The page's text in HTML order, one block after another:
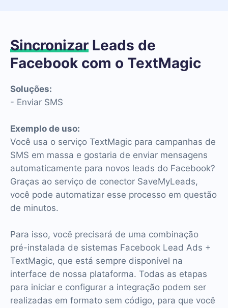
Sincronizar Leads de
Facebook com o TextMagic
Soluções:
- Enviar SMS
Exemplo de uso:
Você usa o serviço TextMagic para campanhas de
SMS em massa e gostaria de enviar mensagens
automaticamente para novos leads do Facebook?
Graças ao serviço de conector SaveMyLeads,
você pode automatizar esse processo em questão
de minutos.
Para isso, você precisará de uma combinação
pré-instalada de sistemas Facebook Lead Ads +
TextMagic, que está sempre disponível na
interface de nossa plataforma. Todas as etapas
para iniciar e configurar a integração podem ser
realizadas em formato sem código, para que você